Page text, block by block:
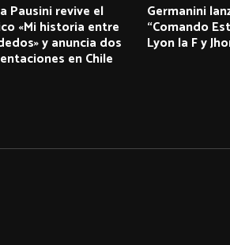
Pausini revive el
«Mi historia entre
y anuncia dos
en Chile
Germanini
“Comando
Lyon la F y